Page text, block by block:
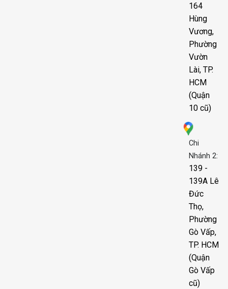
164
Hùng
Vương,
Phường
Vườn
Lài, TP.
HCM
(Quận
10 cũ)
Chi
Nhánh 2:
139 -
139A Lê
Đức
Thọ,
Phường
Gò Vấp,
TP. HCM
(Quận
Gò Vấp
cũ)